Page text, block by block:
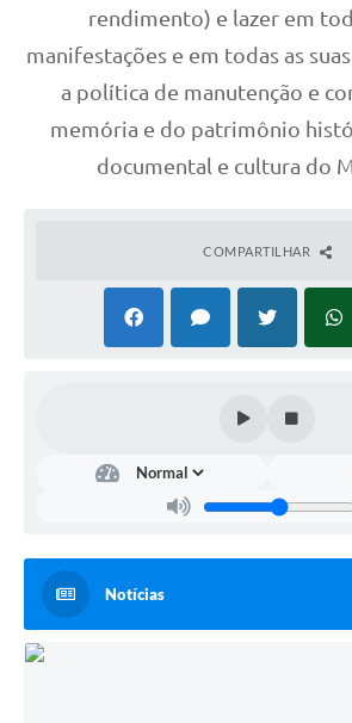
rendimento) e lazer em
manifestações e em todas as
a política de manutenção e
memória e do patrimônio
documental e cultura do
COMPARTILHAR
Notícias